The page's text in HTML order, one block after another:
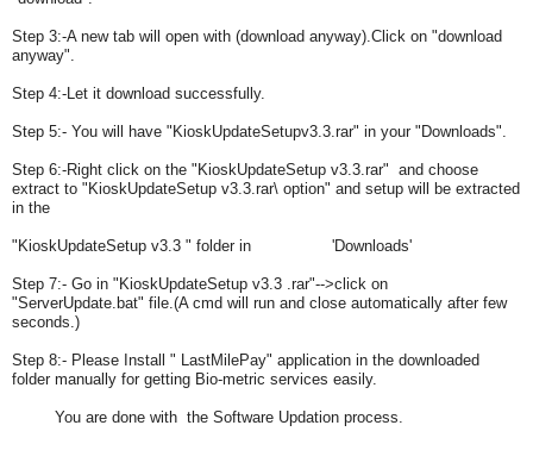
Step 3:-A new tab will open with (download anyway).Click on "download
anyway".
Step 4:-Let it download successfully.
Step 5:- You will have "KioskUpdateSetupv3.3.rar" in your "Downloads".
Step 6:-Right click on the "KioskUpdateSetup v3.3.rar" and choose
extract to "KioskUpdateSetup v3.3.rar\ option" and setup will be extracted
in the
"KioskUpdateSetup v3.3 " folder in 'Downloads'
Step 7:- Go in "KioskUpdateSetup v3.3 .rar"-->click on
"ServerUpdate.bat" file.(A cmd will run and close automatically after few
seconds.)
Step 8:- Please Install " LastMilePay" application in the downloaded
folder manually for getting Bio-metric services easily.
You are done with the Software Updation process.